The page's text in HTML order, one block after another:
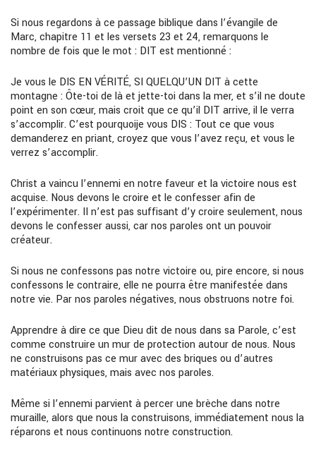
Si nous regardons à ce passage biblique dans l’évangile de
Marc, chapitre 11 et les versets 23 et 24, remarquons le
nombre de fois que le mot : DIT est mentionné :
Je vous le DIS EN VÉRITÉ,SI QUELQU’UN DIT à cette
montagne : Ôte-toi de là et jette-toi dans la mer, et s’il ne doute
point en son cœur, mais croit que ce qu’il DIT arrive, il le verra
s’accomplir. C’est pourquoije vous DIS : Tout ce que vous
demanderez en priant, croyez que vous l’avez reçu, et vous le
verrez s’accomplir.
Christ a vaincu l’ennemi en notre faveur et la victoire nous est
acquise. Nous devons le croire et le confesser afin de
l’expérimenter. II n’est pas suffisant d’y croire seulement, nous
devons le confesser aussi, car nos paroles ont un pouvoir
créateur.
Si nous ne confessons pas notre victoire ou, pire encore, si nous
confessons le contraire, elle ne pourra être manifestée dans
notre vie. Par nos paroles négatives, nous obstruons notre foi.
Apprendre à dire ce que Dieu dit de nous dans sa Parole, c’est
comme construire un mur de protection autour de nous. Nous
ne construisons pas ce mur avec des briques ou d’autres
matériaux physiques, mais avec nos paroles.
Même si l’ennemi parvient à percer une brèche dans notre
muraille, alors que nous laconstruisons, immédiatement nous la
réparons et nous continuons notre construction.